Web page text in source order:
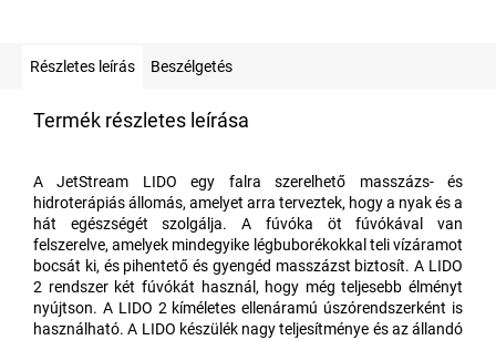
Részletes leírás Beszélgetés
Termék részletes leírása
A JetStream LIDO egy falra szerelhető masszázs- és
hidroterápiás állomás, amelyet arra terveztek, hogy a nyak és a
hát egészségét szolgálja. A fúvóka öt fúvókával van
felszerelve, amelyek mindegyike légbuborékokkal teli vízáramot
bocsát ki, és pihentető és gyengéd masszázst biztosít. A LIDO
2 rendszer két fúvókát használ, hogy még teljesebb élményt
nyújtson. A LIDO 2 kíméletes ellenáramú úszórendszerként is
használható. A LIDO készülék nagy teljesítménye és az állandó